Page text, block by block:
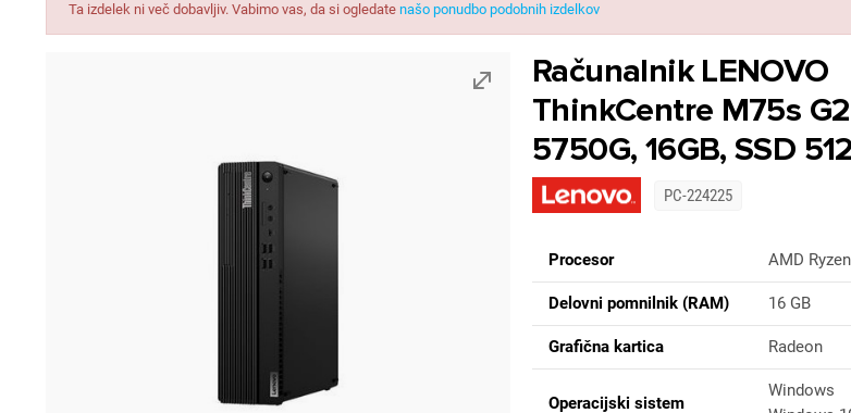
Ta izdelek ni več dobavljiv. Vabimo vas, da si ogledate našo ponudbo podobnih izdelkov
Računalnik LENOVO
ThinkCentre M75s G2
5750G, 16GB, SSD
PC-224225
Procesor AMD
Delovni pomnilnik (RAM) 16 GB
Grafična kartica Radeon
Operacijski sistem
Windows